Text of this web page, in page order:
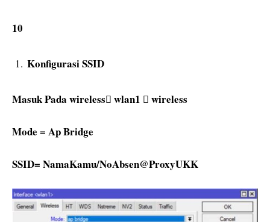
10
Konfigurasi SSID
Masuk Pada wireless wlan1  wireless
Mode = Ap Bridge
SSID= NamaKamu/NoAbsen@ProxyUKK